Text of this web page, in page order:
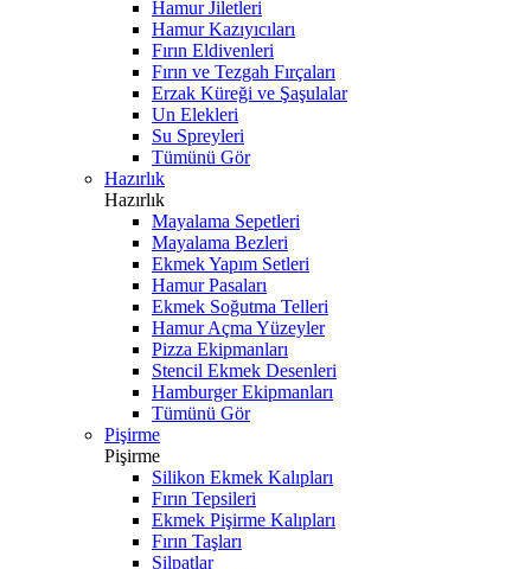
Hamur Jiletleri
Hamur Kazıyıcıları
Fırın Eldivenleri
Fırın ve Tezgah Fırçaları
Erzak Küreği ve Şaşulalar
Un Elekleri
Su Spreyleri
Tümünü Gör
Hazırlık
Hazırlık
Mayalama Sepetleri
Mayalama Bezleri
Ekmek Yapım Setleri
Hamur Pasaları
Ekmek Soğutma Telleri
Hamur Açma Yüzeyler
Pizza Ekipmanları
Stencil Ekmek Desenleri
Hamburger Ekipmanları
Tümünü Gör
Pişirme
Pişirme
Silikon Ekmek Kalıpları
Fırın Tepsileri
Ekmek Pişirme Kalıpları
Fırın Taşları
Silpatlar